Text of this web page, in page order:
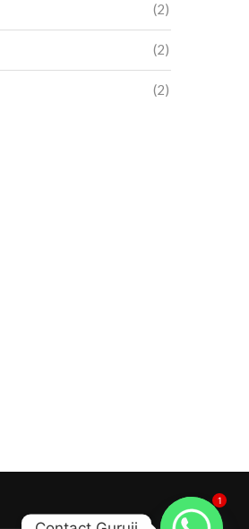
(2)
(2)
(2)
1